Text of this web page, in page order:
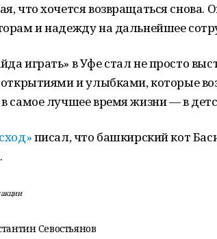
что хочется возвращаться снова.
и надежду на дальнейшее
играть» в Уфе стал не просто
открытиями и улыбками, которые
самое лучшее время жизни — в
писал, что башкирский кот
Севостьянов